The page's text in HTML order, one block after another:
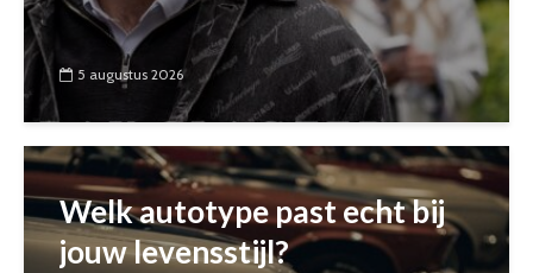
5 augustus 2026
Welk autotype past echt bij
jouw levensstijl?